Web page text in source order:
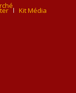
Kit Média